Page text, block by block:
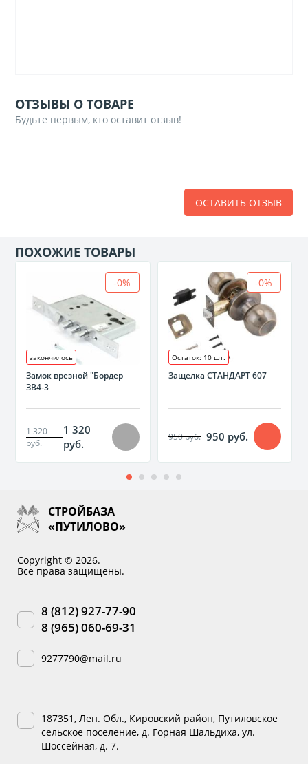
ОТЗЫВЫ О ТОВАРЕ
Будьте первым, кто оставит отзыв!
ОСТАВИТЬ ОТЗЫВ
ПОХОЖИЕ ТОВАРЫ
-0%
закончилось
Замок врезной "Бордер
ЗВ4-3
1 320
руб.
1 320
руб.
-0%
Остаток: 10 шт.
Защелка СТАНДАРТ 607
950 руб. 950 руб.
СТРОЙБАЗА
«ПУТИЛОВО»
Copyright © 2026.
Все права защищены.
8 (812) 927-77-90
8 (965) 060-69-31
9277790@mail.ru
187351, Лен. Обл., Кировский район, Путиловское
сельское поселение, д. Горная Шальдиха, ул.
Шоссейная, д. 7.